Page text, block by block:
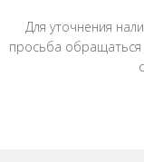
Для уточнения
просьба